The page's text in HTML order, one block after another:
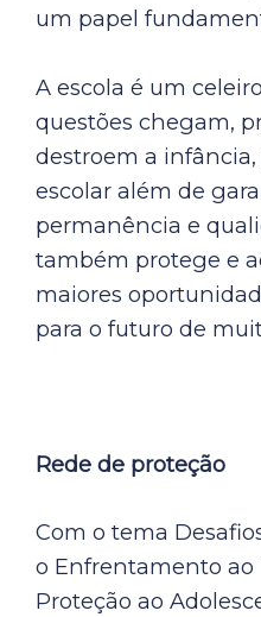
um papel
A escola é um
questões chegam,
destroem a
escolar além de
permanência e
também protege e
maiores
para o futuro de
Rede de proteção
Com o tema
o Enfrentamento ao
Proteção ao